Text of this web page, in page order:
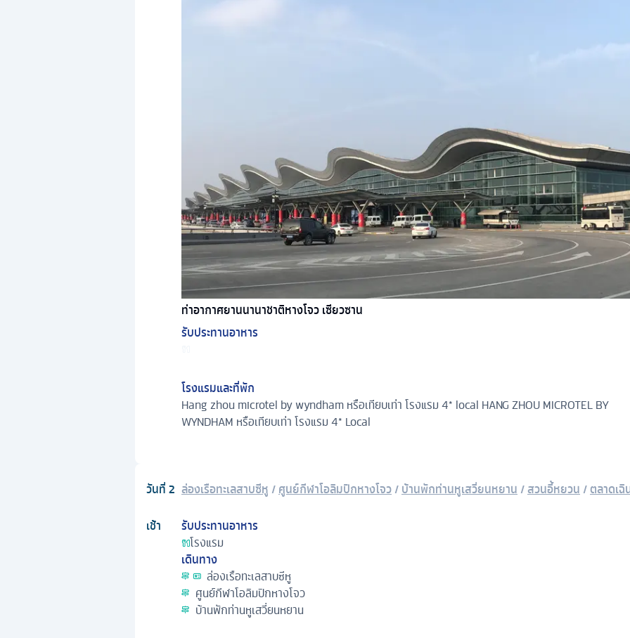
ท่าอากาศยานนานาชาติหางโจว เซียวซาน
รับประทานอาหาร
โรงแรมและที่พัก
Hang zhou microtel by wyndham หรือเทียบเท่า โรงแรม 4* local HANG ZHOU MICROTEL BY
WYNDHAM หรือเทียบเท่า โรงแรม 4* Local
วันที่2 ล่องเรือทะเลสาบซีหู /ศูนย์กีฬาโอลิมปิกหางโจว/บ้านพักท่านหูเสวี่ยนหยาน /สวนอี้หยวน /ตลาดเฉิ
เช้า
รับประทานอาหาร
โรงแรม
เดินทาง
ล่องเรือทะเลสาบซีหู
ศูนย์กีฬาโอลิมปิกหางโจว
บ้านพักท่านหูเสวี่ยนหยาน